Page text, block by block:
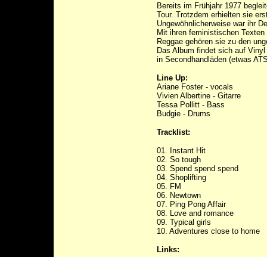
Bereits im Frühjahr 1977
Tour. Trotzdem erhielten sie
Ungewöhnlicherweise war ihr
Mit ihren feministischen
Reggae gehören sie zu den
Das Album findet sich auf
in Secondhandläden (etwas
Line Up:
Ariane Foster - vocals
Vivien Albertine - Gitarre
Tessa Pollitt - Bass
Budgie - Drums
Tracklist:
01. Instant Hit
02. So tough
03. Spend spend spend
04. Shoplifting
05. FM
06. Newtown
07. Ping Pong Affair
08. Love and romance
09. Typical girls
10. Adventures close to home
Links: